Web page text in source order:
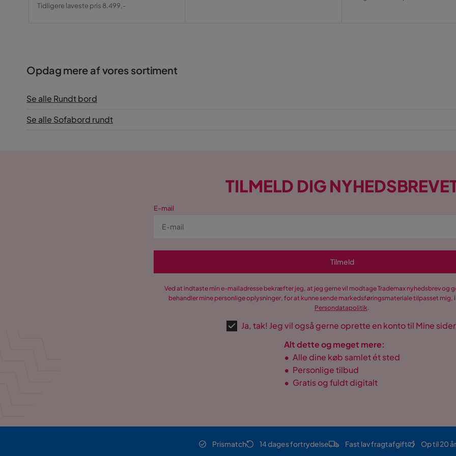
Tidligere laveste pris 8.499,-
Opdag mere af vores sortiment
Se alle Rundt bord
Se alle Sofabord rundt
TILMELD DIG
E-mail
Tilmeld
Ved at indtaste min e-mailadresse bekræfter jeg, at jeg gerne vil modtage Trademax nyhedsbrev og
behandler mine personlige oplysninger, for at kunne sende markedsføringsmateriale tilpasset mig,
Persondatapolitik.
Ja, tak! Jeg vil også gerne oprette en konto til Mine
Alt dette og meget mere:
• Alle dine køb samlet ét sted
• Personlige tilbud
• Gratis og fuldt digitalt
Prismatch 14 dages fortrydelse Fast lav fragtafgift Op til 20